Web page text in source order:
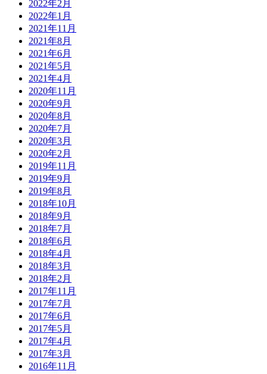
2022年2月
2022年1月
2021年11月
2021年8月
2021年6月
2021年5月
2021年4月
2020年11月
2020年9月
2020年8月
2020年7月
2020年3月
2020年2月
2019年11月
2019年9月
2019年8月
2018年10月
2018年9月
2018年7月
2018年6月
2018年4月
2018年3月
2018年2月
2017年11月
2017年7月
2017年6月
2017年5月
2017年4月
2017年3月
2016年11月